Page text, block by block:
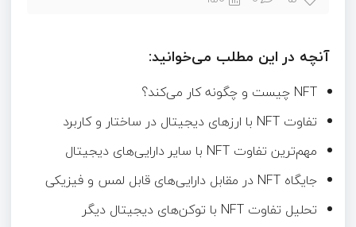
آنچه در این مطلب می‌خوانید:
NFT چیست و چگونه کار می‌کند؟
تفاوت NFT با ارزهای دیجیتال در ساختار و کاربرد
مهم‌ترین تفاوت NFT با سایر دارایی‌های دیجیتال
جایگاه NFT در مقابل دارایی‌های قابل لمس و فیزیکی
تحلیل تفاوت NFT با توکن‌های دیجیتال دیگر